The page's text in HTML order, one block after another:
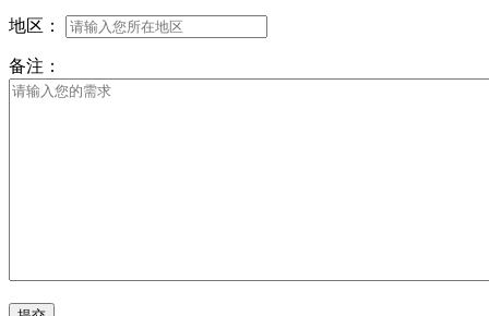
地区：
备注：